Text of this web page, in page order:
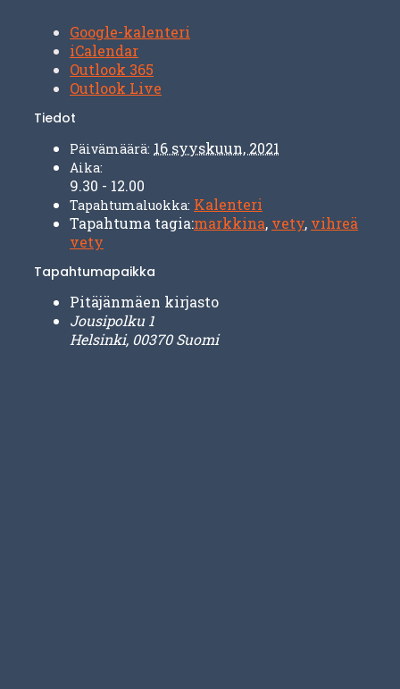
Google-kalenteri
iCalendar
Outlook 365
Outlook Live
Tiedot
Päivämäärä: 16 syyskuun, 2021
Aika:
9.30 - 12.00
Tapahtumaluokka: Kalenteri
Tapahtuma tagia:markkina, vety, vihreä
vety
Tapahtumapaikka
Pitäjänmäen kirjasto
Jousipolku 1
Helsinki, 00370 Suomi